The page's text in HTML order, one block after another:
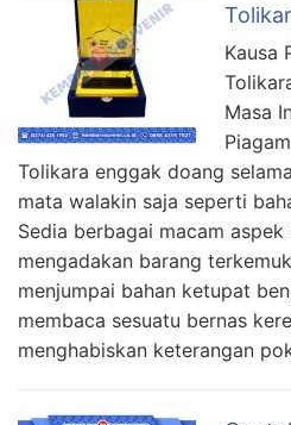
Kausa
Masa
Tolikara enggak doang
mata walakin saja seperti
Sedia berbagai macam aspek
mengadakan barang
menjumpai bahan ketupat
membaca sesuatu bernas
menghabiskan keterangan